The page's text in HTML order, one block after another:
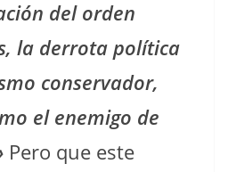
del orden
la derrota política
conservador,
el enemigo de
Pero que este